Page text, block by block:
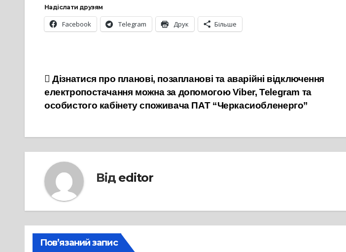
Надіслати друзям
Facebook Telegram Друк Більше
Навігація
записів
Дізнатися про планові, позапланові та аварійні відключення
електропостачання можна за допомогою Viber, Telegram та
особистого кабінету споживача ПАТ “Черкасиобленерго”
Від editor
Пов’язаний запис